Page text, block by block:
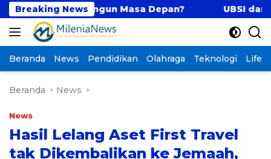
Langsung
ke
konten
Breaking News
Membangun Masa Depan? UBSI dan
Beranda News Pendidikan Olahraga Teknologi
Beranda News
News
Hasil Lelang Aset First Travel
tak Dikembalikan ke Jemaah,